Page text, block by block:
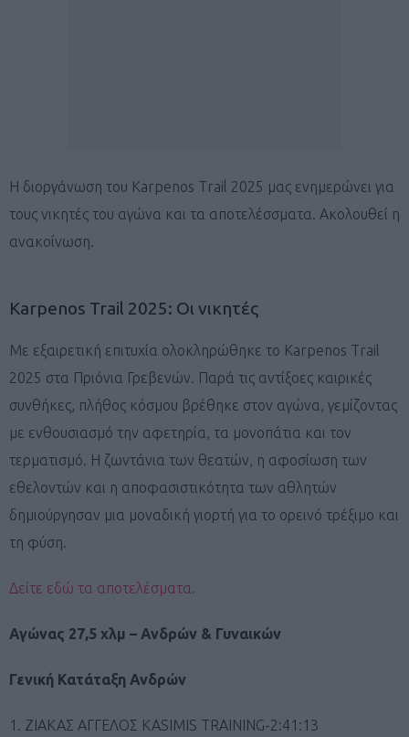
Η διοργάνωση του Karpenos Trail 2025 μας ενημερώνει για
τους νικητές του αγώνα και τα αποτελέσσματα. Ακολουθεί η
ανακοίνωση.
Karpenos Trail 2025: Οι νικητές
Με εξαιρετική επιτυχία ολοκληρώθηκε το Karpenos Trail
2025 στα Πριόνια Γρεβενών. Παρά τις αντίξοες καιρικές
συνθήκες, πλήθος κόσμου βρέθηκε στον αγώνα, γεμίζοντας
με ενθουσιασμό την αφετηρία, τα μονοπάτια και τον
τερματισμό. Η ζωντάνια των θεατών, η αφοσίωση των
εθελοντών και η αποφασιστικότητα των αθλητών
δημιούργησαν μια μοναδική γιορτή για το ορεινό τρέξιμο και
τη φύση.
Δείτε εδώ τα αποτελέσματα.
Αγώνας 27,5 χλμ – Ανδρών & Γυναικών
Γενική Κατάταξη Ανδρών
1. ΖΙΑΚΑΣ ΑΓΓΕΛΟΣ KASIMIS TRAINING-2:41:13